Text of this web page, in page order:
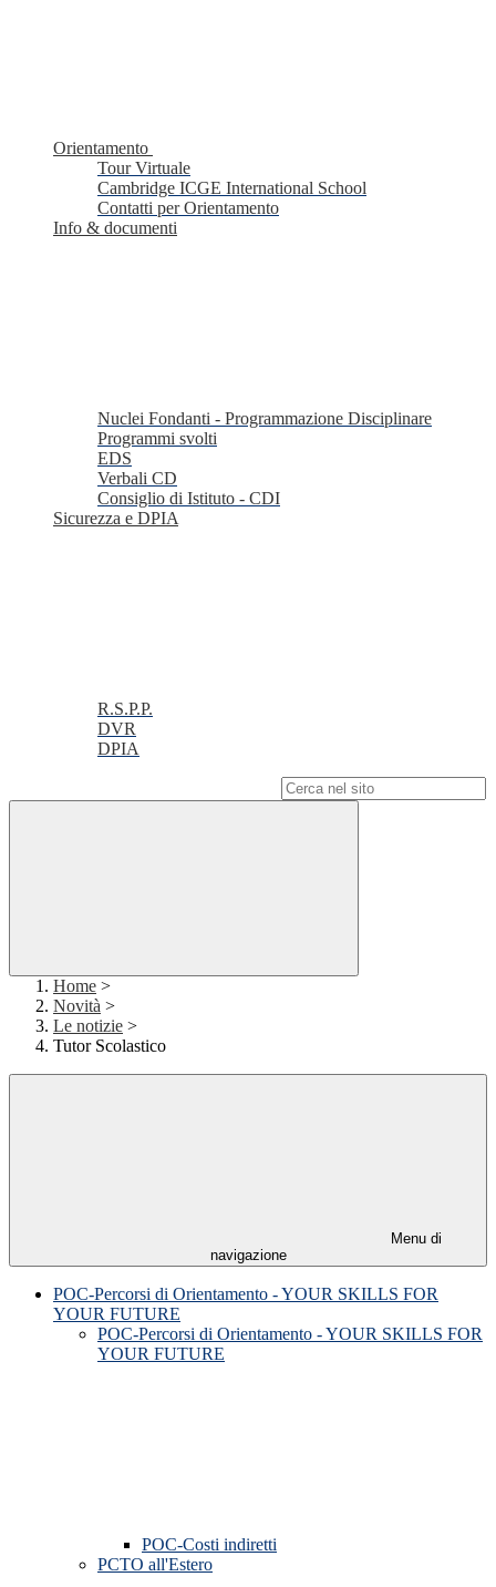
Orientamento
Tour Virtuale
Cambridge ICGE International School
Contatti per Orientamento
Info & documenti
Nuclei Fondanti - Programmazione Disciplinare
Programmi svolti
EDS
Verbali CD
Consiglio di Istituto - CDI
Sicurezza e DPIA
R.S.P.P.
DVR
DPIA
Home >
Novità >
Le notizie >
Tutor Scolastico
Menu di
navigazione
POC-Percorsi di Orientamento - YOUR SKILLS FOR
YOUR FUTURE
POC-Percorsi di Orientamento - YOUR SKILLS FOR
YOUR FUTURE
POC-Costi indiretti
PCTO all'Estero